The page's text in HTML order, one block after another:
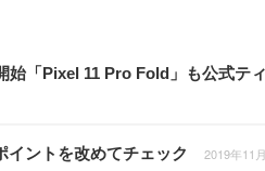
「Pixel 11 Pro Fold」も公式テ
ントを改めてチェック 2019年11